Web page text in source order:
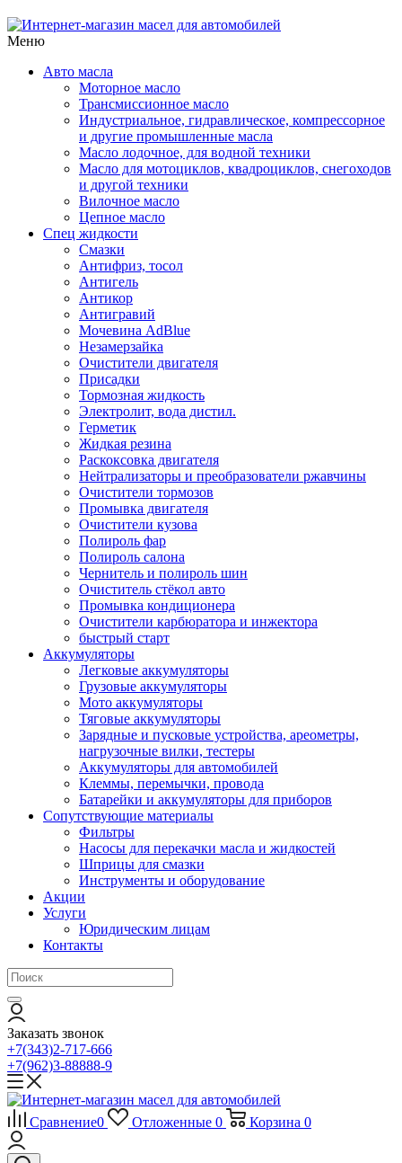
Меню
Авто масла
Моторное масло
Трансмиссионное масло
Индустриальное, гидравлическое, компрессорное
и другие промышленные масла
Масло лодочное, для водной техники
Масло для мотоциклов, квадроциклов, снегоходов
и другой техники
Вилочное масло
Цепное масло
Спец жидкости
Смазки
Антифриз, тосол
Антигель
Антикор
Антигравий
Мочевина AdBlue
Незамерзайка
Очистители двигателя
Присадки
Тормозная жидкость
Электролит, вода дистил.
Герметик
Жидкая резина
Раскоксовка двигателя
Нейтрализаторы и преобразователи ржавчины
Очистители тормозов
Промывка двигателя
Очистители кузова
Полироль фар
Полироль салона
Чернитель и полироль шин
Очиститель стёкол авто
Промывка кондиционера
Очистители карбюратора и инжектора
быстрый старт
Аккумуляторы
Легковые аккумуляторы
Грузовые аккумуляторы
Мото аккумуляторы
Тяговые аккумуляторы
Зарядные и пусковые устройства, ареометры,
нагрузочные вилки, тестеры
Аккумуляторы для автомобилей
Клеммы, перемычки, провода
Батарейки и аккумуляторы для приборов
Сопутствующие материалы
Фильтры
Насосы для перекачки масла и жидкостей
Шприцы для смазки
Инструменты и оборудование
Акции
Услуги
Юридическим лицам
Контакты
Заказать звонок
+7(343)2-717-666
+7(962)3-88888-9
Сравнение0 Отложенные 0 Корзина 0